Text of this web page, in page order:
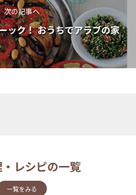
次の記事へ
ック！ おうちでアラブの家
レシピの一覧
一覧をみる